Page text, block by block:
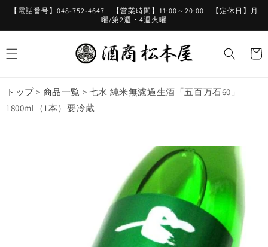
ンツに
【電話番号】048-752-4647 【営業時間】11:00～20:00 【定休日】月
曜/第2週・4週火曜
ー
トップ> 商品一覧 > 七水 純米無濾過生酒「五百万石60」
1800ml（1本）要冷蔵